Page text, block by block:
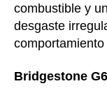
combustible y
desgaste
Bridgestone